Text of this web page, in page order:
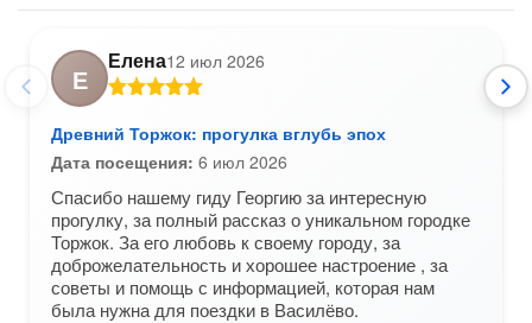
Е
Елена12 июл 2026
Древний Торжок: прогулка вглубь эпох
Дата посещения: 6 июл 2026
Спасибо нашему гиду Георгию за интересную
прогулку, за полный рассказ о уникальном городке
Торжок. За его любовь к своему городу, за
доброжелательность и хорошее настроение , за
советы и помощь с информацией, которая нам
была нужна для поездки в Василёво.